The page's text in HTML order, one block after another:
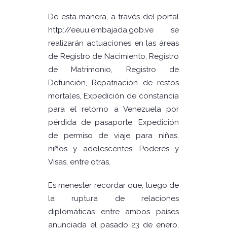
De esta manera, a través del portal
http://eeuu.embajada.gob.ve se
realizarán actuaciones en las áreas
de Registro de Nacimiento, Registro
de Matrimonio, Registro de
Defunción, Repatriación de restos
mortales, Expedición de constancia
para el retorno a Venezuela por
pérdida de pasaporte, Expedición
de permiso de viaje para niñas,
niños y adolescentes, Poderes y
Visas, entre otras.
Es menester recordar que, luego de
la ruptura de relaciones
diplomáticas entre ambos países
anunciada el pasado 23 de enero,